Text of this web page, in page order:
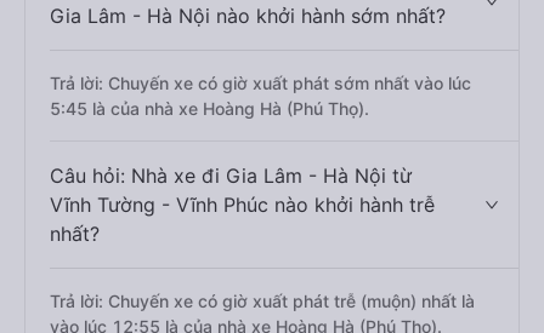
Gia Lâm - Hà Nội nào khởi hành sớm nhất?
Trả lời: Chuyến xe có giờ xuất phát sớm nhất vào lúc
5:45 là của nhà xe Hoàng Hà (Phú Thọ).
Câu hỏi: Nhà xe đi Gia Lâm - Hà Nội từ
Vĩnh Tường - Vĩnh Phúc nào khởi hành trễ
nhất?
Trả lời: Chuyến xe có giờ xuất phát trễ (muộn) nhất là
vào lúc 12:55 là của nhà xe Hoàng Hà (Phú Thọ).